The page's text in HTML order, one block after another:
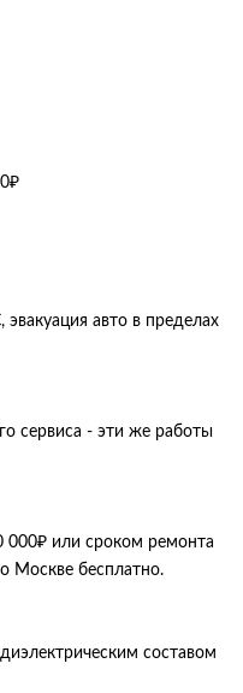
авто в пределах
сервиса - эти же работы
000₽ или сроком ремонта
Москве бесплатно.
составом